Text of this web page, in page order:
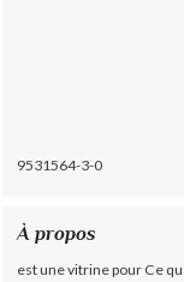
9531564-3-0
À propos
est une vitrine pour Ce